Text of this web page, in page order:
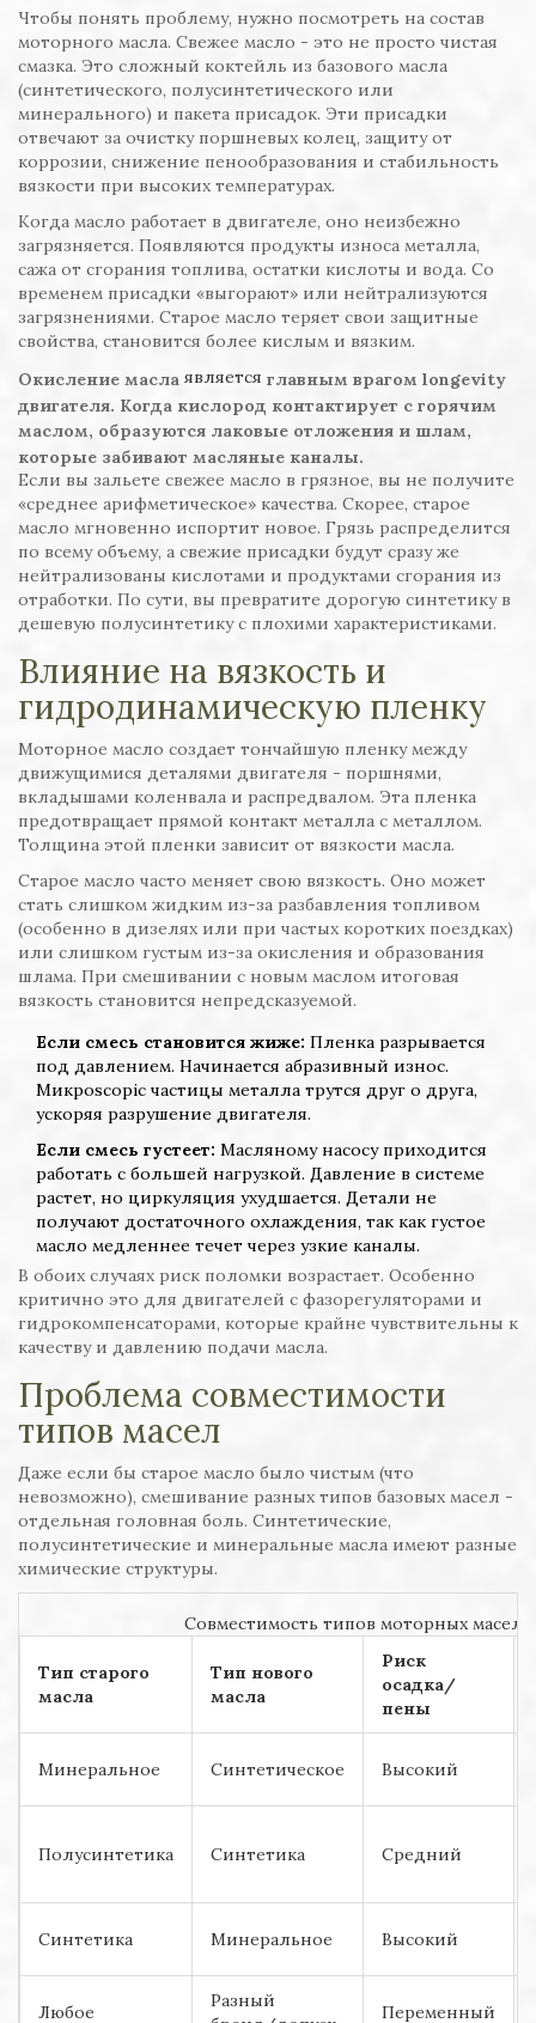
Чтобы понять проблему, нужно посмотреть на состав
моторного масла. Свежее масло - это не просто чистая
смазка. Это сложный коктейль из базового масла
(синтетического, полусинтетического или
минерального) и пакета присадок. Эти присадки
отвечают за очистку поршневых колец, защиту от
коррозии, снижение пенообразования и стабильность
вязкости при высоких температурах.
Когда масло работает в двигателе, оно неизбежно
загрязняется. Появляются продукты износа металла,
сажа от сгорания топлива, остатки кислоты и вода. Со
временем присадки «выгорают» или нейтрализуются
загрязнениями. Старое масло теряет свои защитные
свойства, становится более кислым и вязким.
Окисление масла является главным врагом longevity
двигателя. Когда кислород контактирует с горячим
маслом, образуются лаковые отложения и шлам,
которые забивают масляные каналы.
Если вы зальете свежее масло в грязное, вы не получите
«среднее арифметическое» качества. Скорее, старое
масло мгновенно испортит новое. Грязь распределится
по всему объему, а свежие присадки будут сразу же
нейтрализованы кислотами и продуктами сгорания из
отработки. По сути, вы превратите дорогую синтетику в
дешевую полусинтетику с плохими характеристиками.
Влияние на вязкость и
гидродинамическую пленку
Моторное масло создает тончайшую пленку между
движущимися деталями двигателя - поршнями,
вкладышами коленвала и распредвалом. Эта пленка
предотвращает прямой контакт металла с металлом.
Толщина этой пленки зависит от вязкости масла.
Старое масло часто меняет свою вязкость. Оно может
стать слишком жидким из-за разбавления топливом
(особенно в дизелях или при частых коротких поездках)
или слишком густым из-за окисления и образования
шлама. При смешивании с новым маслом итоговая
вязкость становится непредсказуемой.
Если смесь становится жиже: Пленка разрывается
под давлением. Начинается абразивный износ.
Микроscopic частицы металла трутся друг о друга,
ускоряя разрушение двигателя.
Если смесь густеет: Масляному насосу приходится
работать с большей нагрузкой. Давление в системе
растет, но циркуляция ухудшается. Детали не
получают достаточного охлаждения, так как густое
масло медленнее течет через узкие каналы.
В обоих случаях риск поломки возрастает. Особенно
критично это для двигателей с фазорегуляторами и
гидрокомпенсаторами, которые крайне чувствительны к
качеству и давлению подачи масла.
Проблема совместимости
типов масел
Даже если бы старое масло было чистым (что
невозможно), смешивание разных типов базовых масел -
отдельная головная боль. Синтетические,
полусинтетические и минеральные масла имеют разные
химические структуры.
Совместимость типов моторных масел
Тип старого
масла
Тип нового
масла
Риск
осадка/
пены
Минеральное Синтетическое Высокий
Полусинтетика Синтетика Средний
Синтетика Минеральное Высокий
Любое
Разный
Переменный